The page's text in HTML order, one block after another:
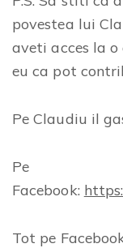
povestea lui
aveti acces la
eu ca pot
Pe Claudiu il
Pe
Facebook:
Tot pe